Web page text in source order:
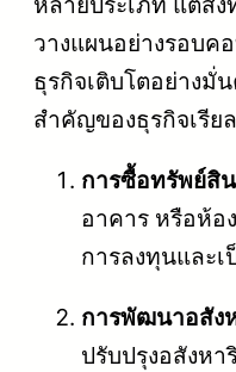
วางแผนอย่างรอบค
ธุรกิจเติบโตอย่างมั่
สำคัญของธุรกิจเรีย
การซื้อทรัพย์สิน
อาคาร หรือห้อ
การลงทุนและเ
การพัฒนาอสัง
ปรับปรุงอสังห